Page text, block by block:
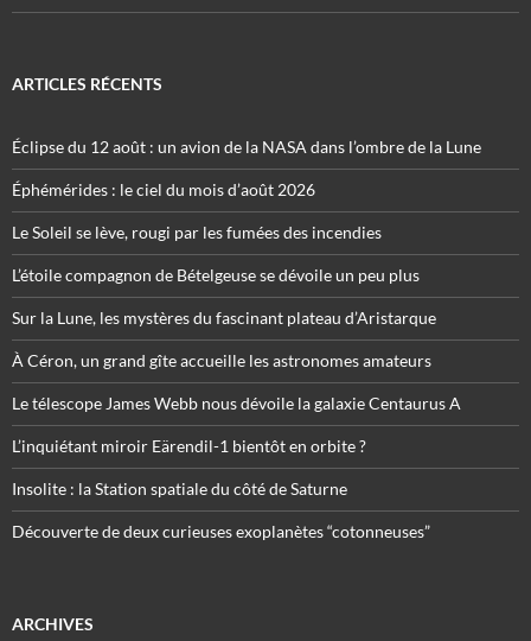
ARTICLES RÉCENTS
Éclipse du 12 août : un avion de la NASA dans l’ombre de la Lune
Éphémérides : le ciel du mois d’août 2026
Le Soleil se lève, rougi par les fumées des incendies
L’étoile compagnon de Bételgeuse se dévoile un peu plus
Sur la Lune, les mystères du fascinant plateau d’Aristarque
À Céron, un grand gîte accueille les astronomes amateurs
Le télescope James Webb nous dévoile la galaxie Centaurus A
L’inquiétant miroir Eärendil-1 bientôt en orbite ?
Insolite : la Station spatiale du côté de Saturne
Découverte de deux curieuses exoplanètes “cotonneuses”
ARCHIVES